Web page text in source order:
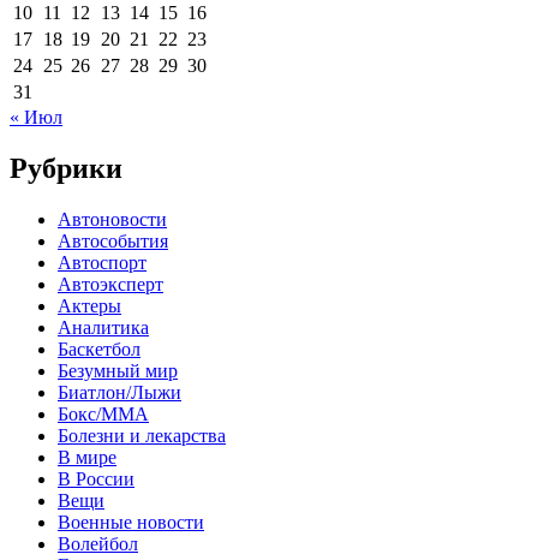
10 11 12 13 14 15 16
17 18 19 20 21 22 23
24 25 26 27 28 29 30
31
« Июл
Рубрики
Автоновости
Автособытия
Автоспорт
Автоэксперт
Актеры
Аналитика
Баскетбол
Безумный мир
Биатлон/Лыжи
Бокс/MMA
Болезни и лекарства
В мире
В России
Вещи
Военные новости
Волейбол